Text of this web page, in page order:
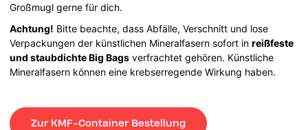
Großmugl gerne für dich.
Achtung! Bitte beachte, dass Abfälle, Verschnitt und lose
Verpackungen der künstlichen Mineralfasern sofort inreißfeste
und staubdichte Big Bags verfrachtet gehören. Künstliche
Mineralfasern können eine krebserregende Wirkung haben.
Zur KMF-Container Bestellung